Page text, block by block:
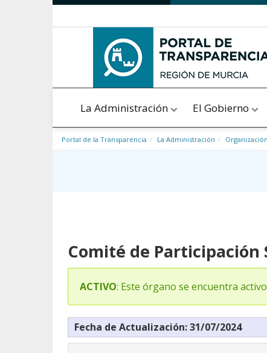
Saltar al contenido
La Administración El Gobierno
Portal de la Transparencia La Administración
Comité de Participación
ACTIVO: Este órgano se encuentra
Fecha de Actualización: 31/07/2024